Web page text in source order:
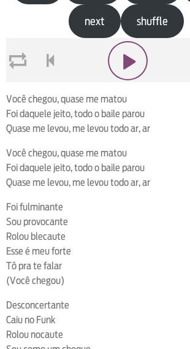
next shuffle
Você chegou, quase me matou
Foi daquele jeito, todo o baile parou
Quase me levou, me levou todo ar, ar
Você chegou, quase me matou
Foi daquele jeito, todo o baile parou
Quase me levou, me levou todo ar, ar
Foi fulminante
Sou provocante
Rolou blecaute
Esse é meu forte
Tô pra te falar
(Você chegou)
Desconcertante
Caiu no Funk
Rolou nocaute